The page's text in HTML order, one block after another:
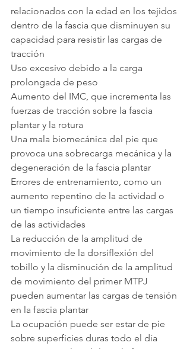
relacionados con la edad en los tejidos
dentro de la fascia que disminuyen su
capacidad para resistir las cargas de
tracción
Uso excesivo debido a la carga
prolongada de peso
Aumento del IMC, que incrementa las
fuerzas de tracción sobre la fascia
plantar y la rotura
Una mala biomecánica del pie que
provoca una sobrecarga mecánica y la
degeneración de la fascia plantar
Errores de entrenamiento, como un
aumento repentino de la actividad o
un tiempo insuficiente entre las cargas
de las actividades
La reducción de la amplitud de
movimiento de la dorsiflexión del
tobillo y la disminución de la amplitud
de movimiento del primer MTPJ
pueden aumentar las cargas de tensión
en la fascia plantar
La ocupación puede ser estar de pie
sobre superficies duras todo el día